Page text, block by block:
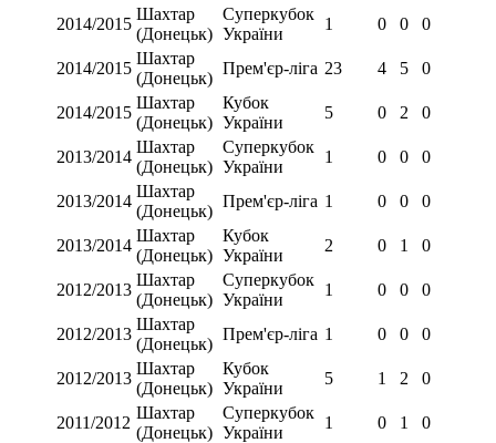
2014/2015
Шахтар
(Донецьк)
Суперкубок
України
1 0 0 0
2014/2015
Шахтар
(Донецьк)
Прем'єр-ліга 23 4 5 0
2014/2015
Шахтар
(Донецьк)
Кубок
України
5 0 2 0
2013/2014
Шахтар
(Донецьк)
Суперкубок
України
1 0 0 0
2013/2014
Шахтар
(Донецьк)
Прем'єр-ліга 1 0 0 0
2013/2014
Шахтар
(Донецьк)
Кубок
України
2 0 1 0
2012/2013
Шахтар
(Донецьк)
Суперкубок
України
1 0 0 0
2012/2013
Шахтар
(Донецьк)
Прем'єр-ліга 1 0 0 0
2012/2013
Шахтар
(Донецьк)
Кубок
України
5 1 2 0
2011/2012
Шахтар
(Донецьк)
Суперкубок
України
1 0 1 0